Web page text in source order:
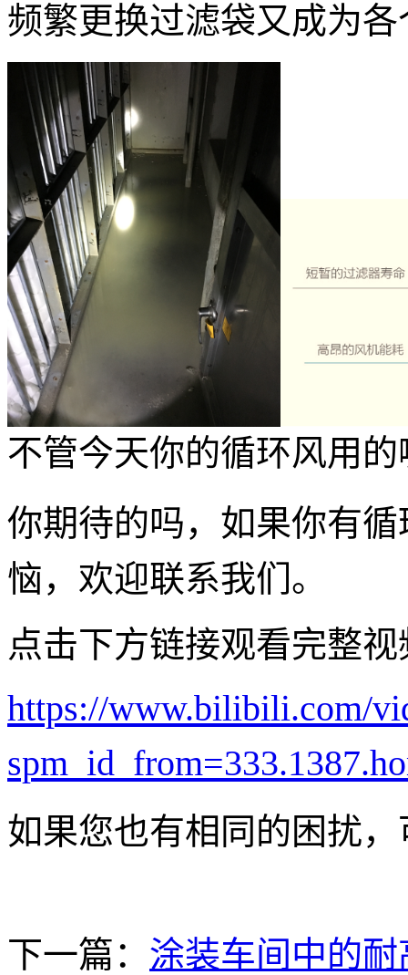
频繁更换过滤袋又成为
不管今天你的循环风用
你期待的吗，如果你有
恼，欢迎联系我们。
点击下方链接观看完整视
https://www.bilibili.com/
如果您也有相同的困扰
下一篇： 涂装车间中的